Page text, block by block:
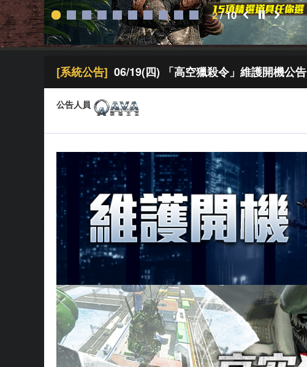
2/10
[系統公告] 06/19(四) 「高空獵殺令」維護開機公告
公告人員